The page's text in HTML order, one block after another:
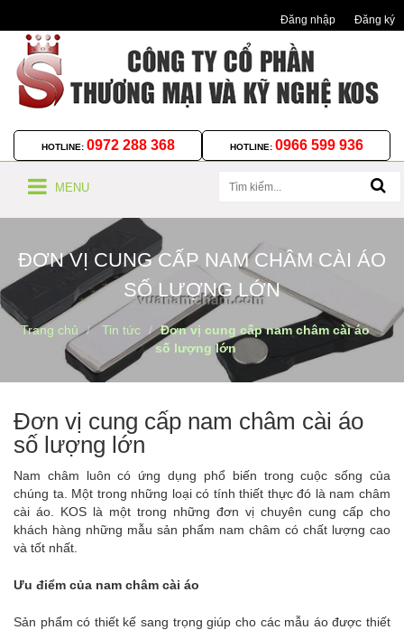
Đăng nhập Đăng ký
HOTLINE: 0972 288 368 HOTLINE: 0966 599 936
MENU
ĐƠN VỊ CUNG CẤP NAM CHÂM CÀI ÁO
SỐ LƯỢNG LỚN
Trang chủ Tin tức
Đơn vị cung cấp nam châm cài áo
số lượng lớn
Đơn vị cung cấp nam châm cài áo
số lượng lớn
Nam châm luôn có ứng dụng phổ biến trong cuộc sống của
chúng ta. Một trong những loại có tính thiết thực đó là nam châm
cài áo. KOS là một trong những đơn vị chuyên cung cấp cho
khách hàng những mẫu sản phẩm nam châm có chất lượng cao
và tốt nhất.
Ưu điểm của nam châm cài áo
Sản phẩm có thiết kế sang trọng giúp cho các mẫu áo được thiết